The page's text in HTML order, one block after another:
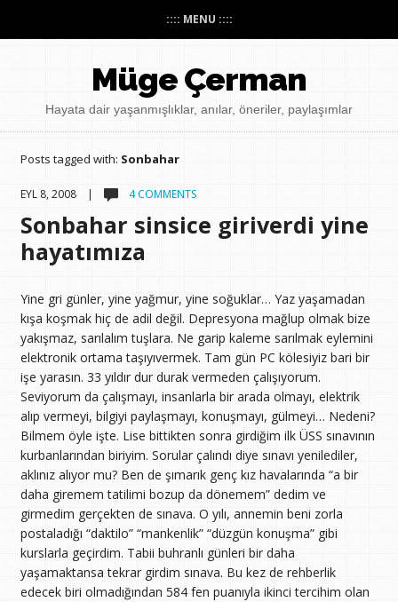
:::: MENU ::::
Müge Çerman
Hayata dair yaşanmışlıklar, anılar, öneriler, paylaşımlar
Posts tagged with: Sonbahar
EYL 8, 2008 | 4 COMMENTS
Sonbahar sinsice giriverdi yine
hayatımıza
Yine gri günler, yine yağmur, yine soğuklar… Yaz yaşamadan
kışa koşmak hiç de adil değil. Depresyona mağlup olmak bize
yakışmaz, sarılalım tuşlara. Ne garip kaleme sarılmak eylemini
elektronik ortama taşıyıvermek. Tam gün PC kölesiyiz bari bir
işe yarasın. 33 yıldır dur durak vermeden çalışıyorum.
Seviyorum da çalışmayı, insanlarla bir arada olmayı, elektrik
alıp vermeyi, bilgiyi paylaşmayı, konuşmayı, gülmeyi… Nedeni?
Bilmem öyle işte. Lise bittikten sonra girdiğim ilk ÜSS sınavının
kurbanlarından biriyim. Sorular çalındı diye sınavı yenilediler,
aklınız alıyor mu? Ben de şımarık genç kız havalarında “a bir
daha giremem tatilimi bozup da dönemem” dedim ve
girmedim gerçekten de sınava. O yılı, annemin beni zorla
postaladığı “daktilo” “mankenlik” “düzgün konuşma” gibi
kurslarla geçirdim. Tabii buhranlı günleri bir daha
yaşamaktansa tekrar girdim sınava. Bu kez de rehberlik
edecek biri olmadığından 584 fen puanıyla ikinci tercihim olan